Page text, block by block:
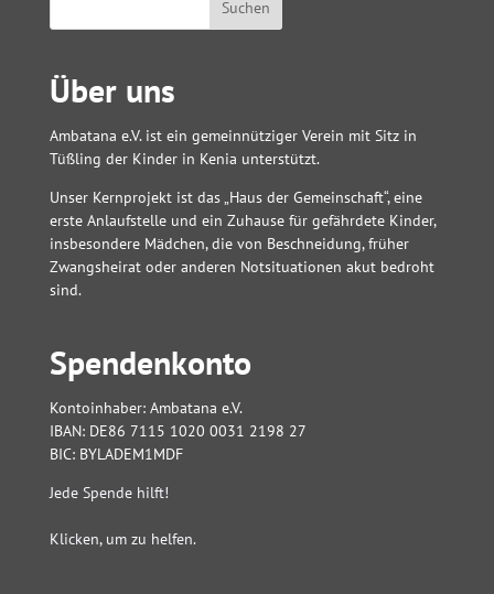
Über uns
Ambatana e.V. ist ein gemeinnütziger Verein mit Sitz in
Tüßling der Kinder in Kenia unterstützt.
Unser Kernprojekt ist das „Haus der Gemeinschaft“, eine
erste Anlaufstelle und ein Zuhause für gefährdete Kinder,
insbesondere Mädchen, die von Beschneidung, früher
Zwangsheirat oder anderen Notsituationen akut bedroht
sind.
Spendenkonto
Kontoinhaber: Ambatana e.V.
IBAN: DE86 7115 1020 0031 2198 27
BIC: BYLADEM1MDF
Jede Spende hilft!
Klicken, um zu helfen.